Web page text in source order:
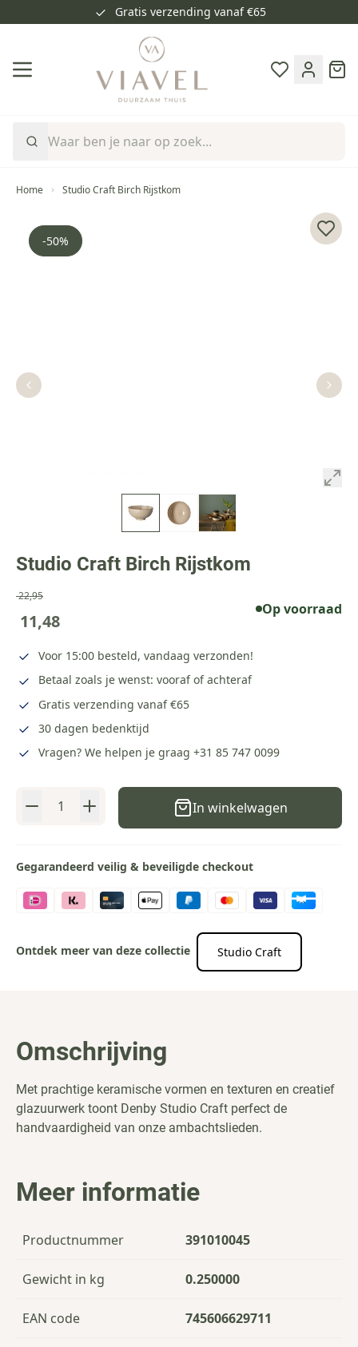
Gratis verzending vanaf €65
Cart
Home Studio Craft Birch Rijstkom
-50%
Studio Craft Birch Rijstkom
22,95
11,48
Op voorraad
Voor 15:00 besteld, vandaag verzonden!
Betaal zoals je wenst: vooraf of achteraf
Gratis verzending vanaf €65
30 dagen bedenktijd
Vragen? We helpen je graag +31 85 747 0099
Aantal In winkelwagen
Gegarandeerd veilig & beveiligde checkout
Ontdek meer van deze collectie Studio Craft
Omschrijving
Met prachtige keramische vormen en texturen en creatief
glazuurwerk toont Denby Studio Craft perfect de
handvaardigheid van onze ambachtslieden.
Meer informatie
Productnummer 391010045
Gewicht in kg 0.250000
EAN code 745606629711